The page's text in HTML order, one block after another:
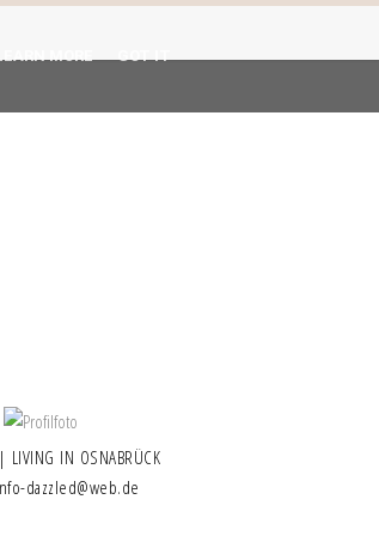
IN OSNABRÜCK
dazzled@web.de
MORE GOT IT